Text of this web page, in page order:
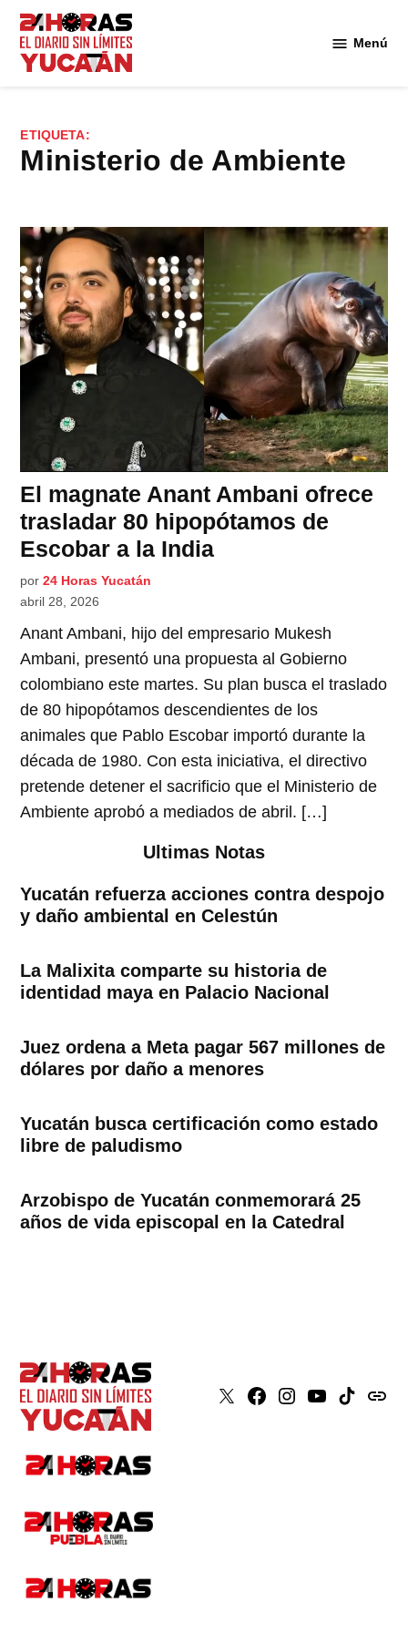
Saltar
contenido
Menú
ETIQUETA:
Ministerio de Ambiente
El magnate Anant Ambani ofrece
trasladar 80 hipopótamos de
Escobar a la India
por 24 Horas Yucatán
abril 28, 2026
Anant Ambani, hijo del empresario Mukesh
Ambani, presentó una propuesta al Gobierno
colombiano este martes. Su plan busca el traslado
de 80 hipopótamos descendientes de los
animales que Pablo Escobar importó durante la
década de 1980. Con esta iniciativa, el directivo
pretende detener el sacrificio que el Ministerio de
Ambiente aprobó a mediados de abril. […]
Ultimas Notas
Yucatán refuerza acciones contra despojo
y daño ambiental en Celestún
La Malixita comparte su historia de
identidad maya en Palacio Nacional
Juez ordena a Meta pagar 567 millones de
dólares por daño a menores
Yucatán busca certificación como estado
libre de paludismo
Arzobispo de Yucatán conmemorará 25
años de vida episcopal en la Catedral
X Faceboook
Instagram
YoutubeTiktokissuu